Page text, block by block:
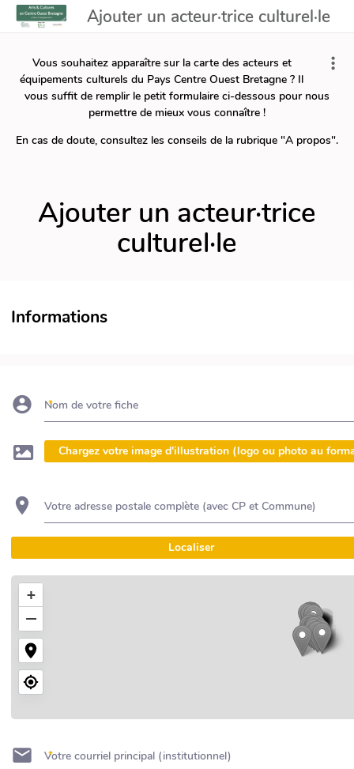
Ajouter un acteur·trice culturel·le
Vous souhaitez apparaître sur la carte des acteurs et
équipements culturels du Pays Centre Ouest Bretagne ? Il
vous suffit de remplir le petit formulaire ci-dessous pour nous
permettre de mieux vous connaître !
En cas de doute, consultez les conseils de la rubrique "A propos".
Ajouter un acteur·trice
culturel·le
Informations
Nom de votre fiche
Chargez votre image d'illustration (logo ou photo au
Votre adresse postale complète (avec CP et Commune)
Localiser
+
−
Votre courriel principal (institutionnel)